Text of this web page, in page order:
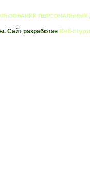
ПЕРСОНАЛЬНЫХ
Сайт разработан Веб-